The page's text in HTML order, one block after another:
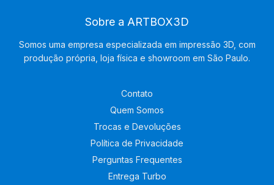
Sobre a ARTBOX3D
Somos uma empresa especializada em impressão 3D, com
produção própria, loja física e showroom em São Paulo.
Contato
Quem Somos
Trocas e Devoluções
Política de Privacidade
Perguntas Frequentes
Entrega Turbo